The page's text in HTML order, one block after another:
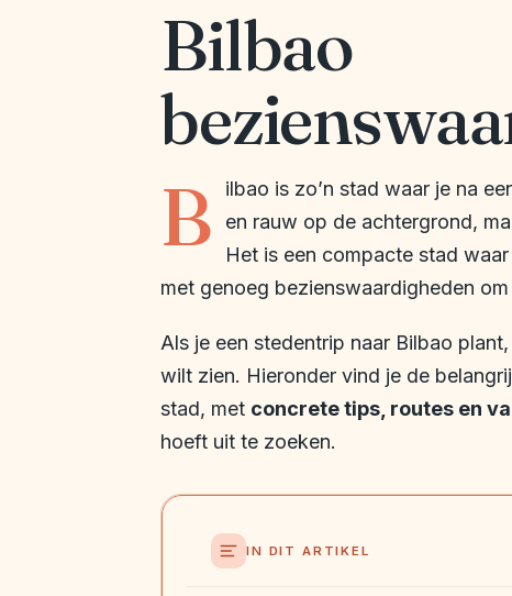
Bilbao
B
ilbao is zo’n stad waar je na
en rauw op de achtergrond,
Het is een compacte stad
met genoeg bezienswaardigheden
Als je een stedentrip naar Bilbao
wilt zien. Hieronder vind je de
stad, met concrete tips, routes en
hoeft uit te zoeken.
IN DIT ARTIKEL